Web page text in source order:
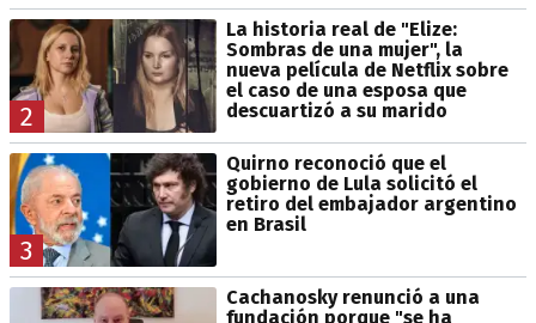
2
La historia real de "Elize:
Sombras de una mujer", la
nueva película de Netflix sobre
el caso de una esposa que
descuartizó a su marido
3
Quirno reconoció que el
gobierno de Lula solicitó el
retiro del embajador argentino
en Brasil
Cachanosky renunció a una
fundación porque "se ha